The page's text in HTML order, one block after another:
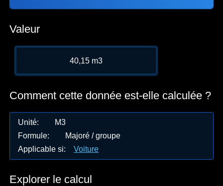
Valeur
40,15 m3
Comment cette donnée est-elle calculée ?
Unité:
M3
Formule:
Majoré / groupe
Applicable si: Voiture
Explorer le calcul